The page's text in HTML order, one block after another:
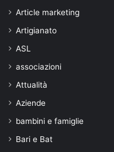
Article marketing
Artigianato
ASL
associazioni
Attualità
Aziende
bambini e famiglie
Bari e Bat